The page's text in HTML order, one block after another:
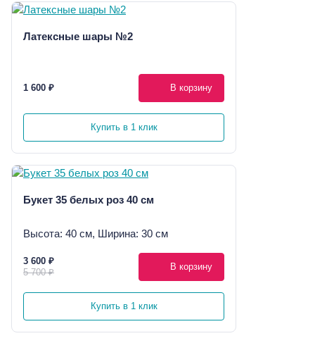
Латексные шары №2
1 600 ₽ В корзину
Купить в 1 клик
Букет 35 белых роз 40 см
Высота: 40 см, Ширина: 30 см
3 600 ₽
5 700 ₽
В корзину
Купить в 1 клик